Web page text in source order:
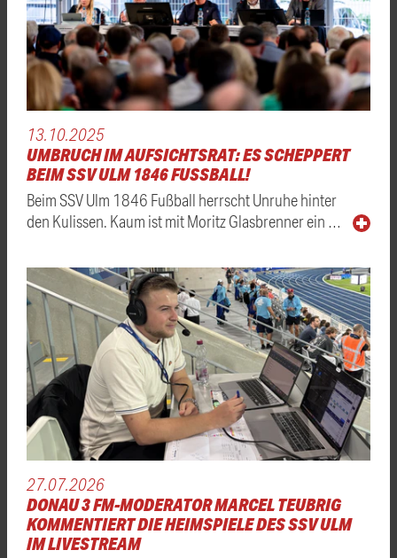
13.10.2025
UMBRUCH IM AUFSICHTSRAT: ES SCHEPPERT
BEIM SSV ULM 1846 FUSSBALL!
Beim SSV Ulm 1846 Fußball herrscht Unruhe hinter
den Kulissen. Kaum ist mit Moritz Glasbrenner ein …
27.07.2026
DONAU 3 FM-MODERATOR MARCEL TEUBRIG
KOMMENTIERT DIE HEIMSPIELE DES SSV ULM
IM LIVESTREAM